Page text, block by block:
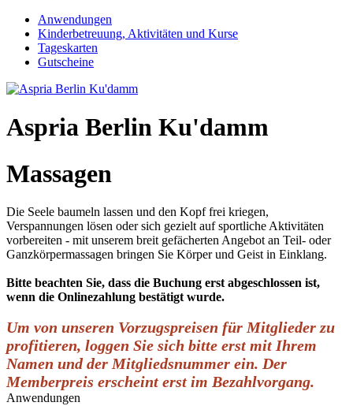
Anwendungen
Kinderbetreuung, Aktivitäten und Kurse
Tageskarten
Gutscheine
Aspria Berlin Ku'damm
Massagen
Die Seele baumeln lassen und den Kopf frei kriegen,
Verspannungen lösen oder sich gezielt auf sportliche Aktivitäten
vorbereiten - mit unserem breit gefächerten Angebot an Teil- oder
Ganzkörpermassagen bringen Sie Körper und Geist in Einklang.
Bitte beachten Sie, dass die Buchung erst abgeschlossen ist,
wenn die Onlinezahlung bestätigt wurde.
Um von unseren Vorzugspreisen für Mitglieder zu
profitieren, loggen Sie sich bitte erst mit Ihrem
Namen und der Mitgliedsnummer ein. Der
Memberpreis erscheint erst im Bezahlvorgang.
Anwendungen